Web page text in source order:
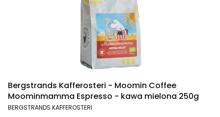
Bergstrands Kafferosteri - Moomin Coffee
Moominmamma Espresso - kawa mielona 250g
PRODUCENT
BERGSTRANDS KAFFEROSTERI